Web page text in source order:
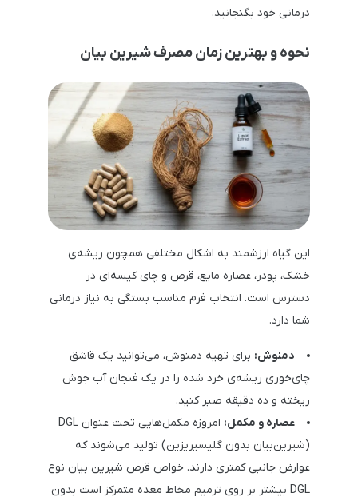
درمانی خود بگنجانید.
نحوه و بهترین زمان مصرف شیرین بیان
این گیاه ارزشمند به اشکال مختلفی همچون ریشه‌ی
خشک، پودر، عصاره مایع، قرص و چای کیسه‌ای در
دسترس است. انتخاب فرم مناسب بستگی به نیاز درمانی
شما دارد.
دمنوش: برای تهیه دمنوش، می‌توانید یک قاشق
چای‌خوری ریشه‌ی خرد شده را در یک فنجان آب جوش
ریخته و ده دقیقه صبر کنید.
عصاره و مکمل:
امروزه مکمل‌هایی تحت عنوان DGL
(شیرین‌بیان بدون گلیسیریزین) تولید می‌شوند که
عوارض جانبی کمتری دارند. خواص قرص شیرین بیان نوع
DGL بیشتر بر روی ترمیم مخاط معده متمرکز است بدون